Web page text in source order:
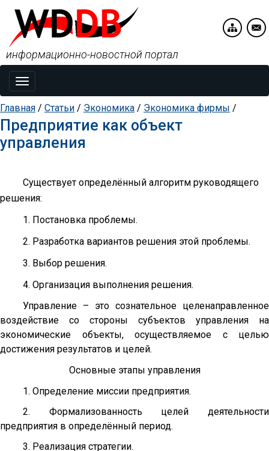
Toggle
navigation
информационно-новостной портал
Главная / Статьи / Экономика / Экономика фирмы /
Предприятие как объект
управления
Существует определённый алгоритм руководящего
решения:
1. Постановка проблемы.
2. Разработка вариантов решения этой проблемы.
3. Выбор решения.
4. Организация выполнения решения.
Управление – это сознательное целенаправленное
воздействие со сто­роны субъектов управления на
экономические объекты, осуществляемое с целью
достижения результатов и целей.
Основные этапы управления
1. Определение миссии предприятия.
2. Формализованность целей деятельности
предприятия в определённый период.
3. Реализация стратегии.